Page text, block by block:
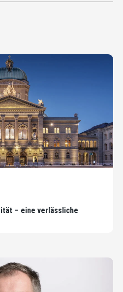
– eine verlässliche